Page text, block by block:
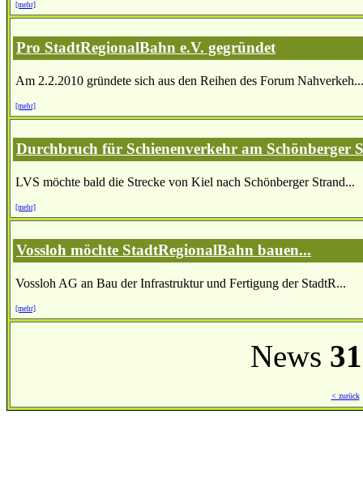
[mehr]
Pro StadtRegionalBahn e.V. gegründet
Am 2.2.2010 gründete sich aus den Reihen des Forum Nahverkeh...
[mehr]
Durchbruch für Schienenverkehr am Schönberger
LVS möchte bald die Strecke von Kiel nach Schönberger Strand...
[mehr]
Vossloh möchte StadtRegionalBahn bauen...
Vossloh AG an Bau der Infrastruktur und Fertigung der StadtR...
[mehr]
News
< zurück